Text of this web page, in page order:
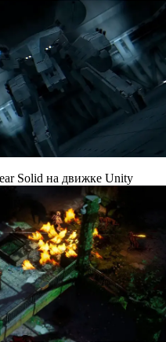
Solid на движке Unity